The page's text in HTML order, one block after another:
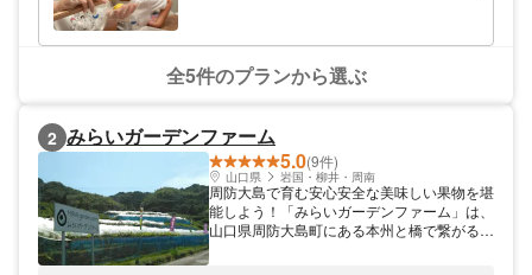
楽しんでいただけるよう、ナチュラル和菓子
づくりや茶道、和装着付けなど多彩な体験メ
ニューをご用意しております。
全5件のプランから選ぶ
2 みらいガーデンファーム
5.0(9件)
山口県 岩国・柳井・周南
周防大島で育む安心安全な美味しい果物を堪
能しよう！「みらいガーデンファーム」は、
山口県周防大島町にある本州と橋で繋がる離